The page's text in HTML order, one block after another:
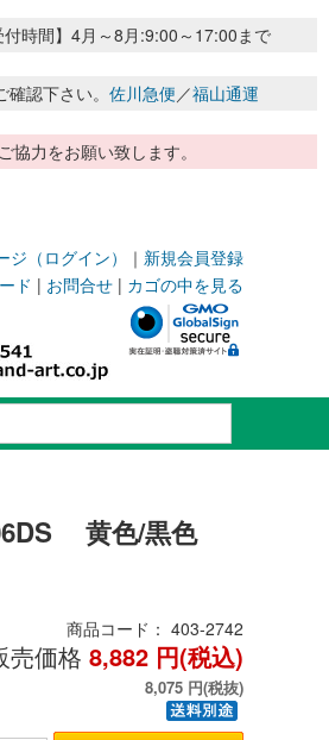
時間】4月～8月:9:00～17:00まで
認下さい。 佐川急便／福山通運
力をお願い致します。
ジ（ログイン） ｜ 新規会員登録
ド | お問合せ | カゴの中を見る
黄色/黒色
商品コード： 403-2742
売価格 8,882 円(税込)
8,075 円(税抜)